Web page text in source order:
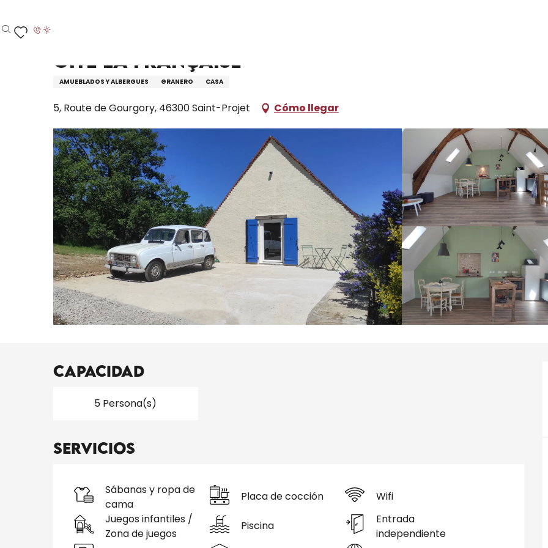
au
contenu
Buscar
Gîte La Française
AMUEBLADOS Y ALBERGUES GRANERO CASA
5, Route de Gourgory, 46300 Saint-Projet Cómo llegar
Capacidad
5 Persona(s)
Servicios
Sábanas y ropa de
cama
Placa de cocción
Wifi
Juegos infantiles /
Zona de juegos
Piscina
Entrada
independiente